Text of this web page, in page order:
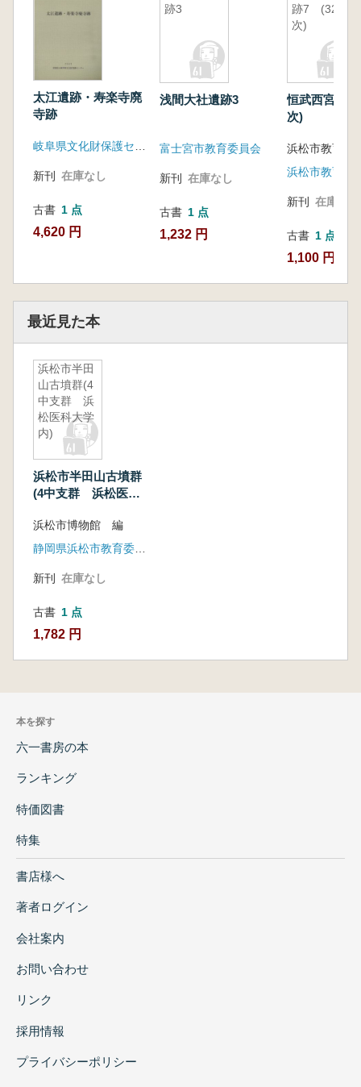
太江遺跡・寿楽寺廃
寺跡
新刊 在庫なし
古書 1 点
4,620 円
跡3
浅間大社遺跡3
富士宮市教育委員会
新刊 在庫なし
古書 1 点
1,232 円
跡7 (32
次)
恒武西宮遺
次)
浜松市教育
浜松市教育委
新刊 在庫なし
古書 1 点
1,100 円
最近見た本
浜松市半田
山古墳群(4
中支群 浜
松医科大学
内)
浜松市半田山古墳群
(4中支群 浜松医科
浜松市博物館 編
新刊 在庫なし
古書 1 点
1,782 円
本を探す
六一書房の本
ランキング
特価図書
特集
書店様へ
著者ログイン
会社案内
お問い合わせ
リンク
採用情報
プライバシーポリシー